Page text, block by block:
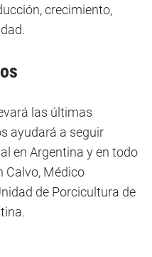
crecimiento,
las últimas
ayudará a seguir
en Argentina y en todo
Calvo, Médico
de Porcicultura de